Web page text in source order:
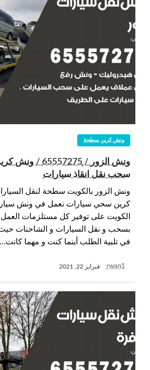
ونش كرين سطحة
ونش الزور /
سحب نقل انقاذ سيارات
ونش الزور بالكويت سطحة لنقل
كرين سحي سيارات نعمل في ونش
الكويت على توفير كل مستلزمات العمل
بسحب و نقل السيارات و الشاحنات حيث
في تلبية الطلب أينما كنت و مهما كانت…
rwan1 فبراير 22, 2021